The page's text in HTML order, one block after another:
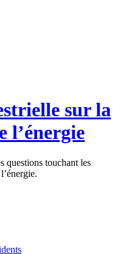
sur la
l’énergie
questions touchant les